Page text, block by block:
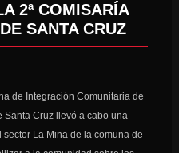
2ª COMISARÍA
SANTA CRUZ
de Integración Comunitaria de
Santa Cruz llevó a cabo una
La Mina de la comuna de